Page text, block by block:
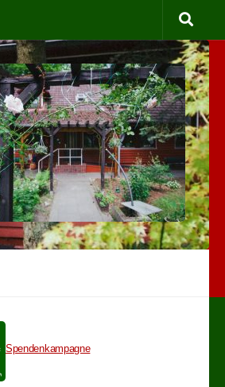
Spendenkampagne